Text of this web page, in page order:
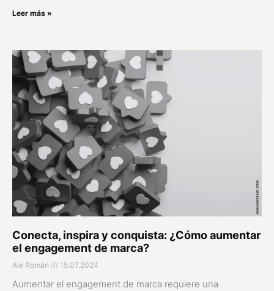
Leer más »
Conecta, inspira y conquista: ¿Cómo aumentar
el engagement de marca?
Ale Román 15.07.2024
Aumentar el engagement de marca requiere una